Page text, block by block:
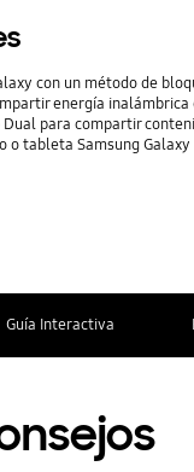
con un método de
energía
Dual para compartir
o tableta Samsung Galaxy
Guía Interactiva